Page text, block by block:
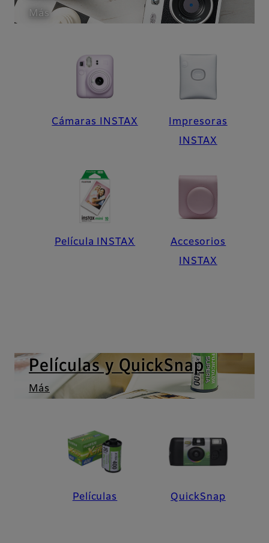
Más
Cámaras INSTAX
Impresoras
INSTAX
Película INSTAX
Accesorios
INSTAX
Películas y QuickSnap
Más
Películas QuickSnap